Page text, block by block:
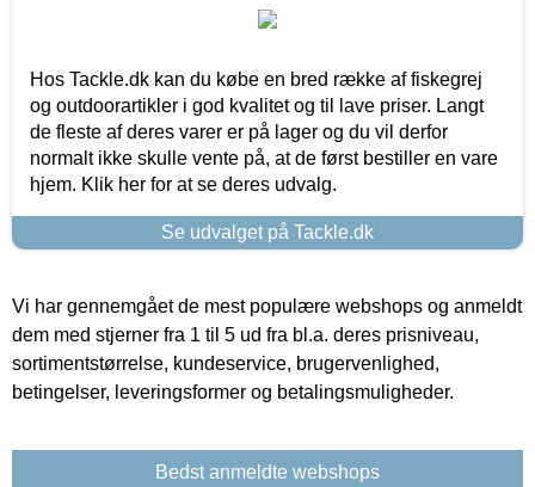
Hos Tackle.dk kan du købe en bred række af fiskegrej
og outdoorartikler i god kvalitet og til lave priser. Langt
de fleste af deres varer er på lager og du vil derfor
normalt ikke skulle vente på, at de først bestiller en vare
hjem. Klik her for at se deres udvalg.
Se udvalget på Tackle.dk
Vi har gennemgået de mest populære webshops og anmeldt
dem med stjerner fra 1 til 5 ud fra bl.a. deres prisniveau,
sortimentstørrelse, kundeservice, brugervenlighed,
betingelser, leveringsformer og betalingsmuligheder.
Bedst anmeldte webshops